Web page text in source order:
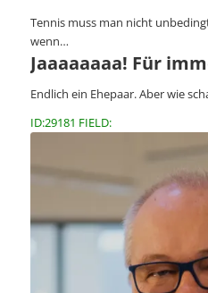
Tennis muss man nicht
wenn…
Jaaaaaaaa! Für
Endlich ein Ehepaar. Aber wie
ID:29181 FIELD: